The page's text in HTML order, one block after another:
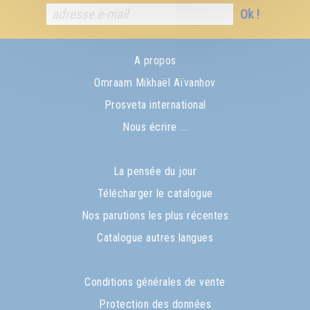
Ok !
A propos
Omraam Mikhaël Aïvanhov
Prosveta international
Nous écrire ...
La pensée du jour
Télécharger le catalogue
Nos parutions les plus récentes
Catalogue autres langues
Conditions générales de vente
Protection des données